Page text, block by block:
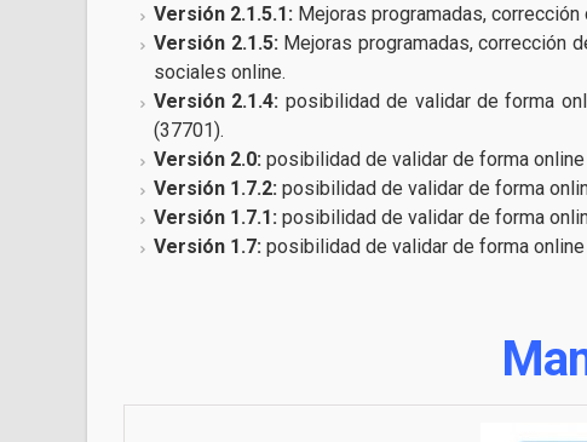
Versión 2.1.5.1: Mejoras programadas,
Versión 2.1.5: Mejoras programadas, corrección
sociales online.
Versión 2.1.4: posibilidad de validar de forma
(37701).
Versión 2.0: posibilidad de validar de forma
Versión 1.7.2: posibilidad de validar de forma
Versión 1.7.1: posibilidad de validar de forma
Versión 1.7: posibilidad de validar de forma